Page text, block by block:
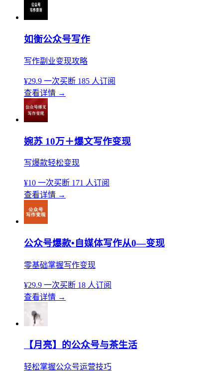
如衡公众号写作
写作副业变现攻略
¥29.9 一次买断 185 人订阅
查看详情 →
婉苏 10万＋爆文写作变现
写爆款轻松变现
¥10 一次买断 171 人订阅
查看详情 →
公众号爆款•自媒体写作从0—变现
零基础掌握写作变现
¥29.9 一次买断 18 人订阅
查看详情 →
【月亮】的公众号与茶生活
轻松掌握公众号运营技巧